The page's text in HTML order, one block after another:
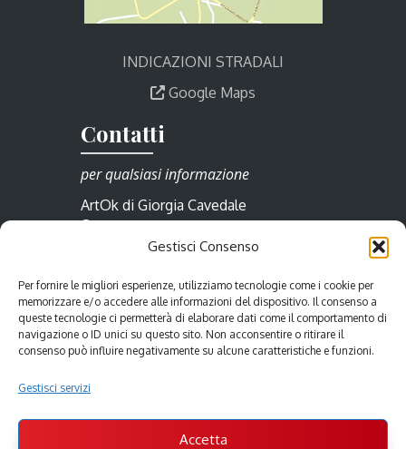
Gestisci Consenso
Per fornire le migliori esperienze, utilizziamo tecnologie come i cookie per
memorizzare e/o accedere alle informazioni del dispositivo. Il consenso a
queste tecnologie ci permetterà di elaborare dati come il comportamento di
navigazione o ID unici su questo sito. Non acconsentire o ritirare il
consenso può influire negativamente su alcune caratteristiche e funzioni.
Gestisci servizi
Accetta
INDICAZIONI STRADALI
Google Maps
Contatti
per qualsiasi informazione
ArtOk di Giorgia Cavedale
Borgo Cividale 23/a
33057 Palmanova
Italia
Tel.: +39 0432 990 517
Cell.: +39 388 7759000
info@artok.it